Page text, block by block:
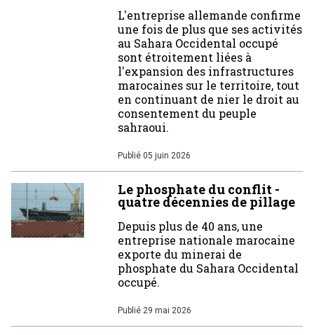
L'entreprise allemande confirme
une fois de plus que ses activités
au Sahara Occidental occupé
sont étroitement liées à
l'expansion des infrastructures
marocaines sur le territoire, tout
en continuant de nier le droit au
consentement du peuple
sahraoui.
Publié 05 juin 2026
Le phosphate du conflit -
quatre décennies de pillage
Depuis plus de 40 ans, une
entreprise nationale marocaine
exporte du minerai de
phosphate du Sahara Occidental
occupé.
Publié 29 mai 2026